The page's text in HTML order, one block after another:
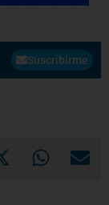
Suscribirme